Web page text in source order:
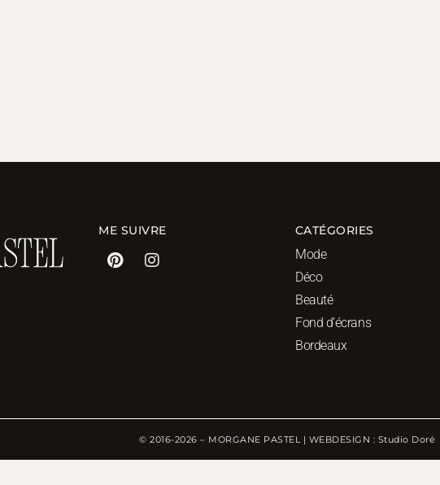
ME SUIVRE CATÉGORIES
Mode
Déco
Beauté
Fond d’écrans
Bordeaux
© 2016-2026 – MORGANE PASTEL | WEBDESIGN : Studio Doré